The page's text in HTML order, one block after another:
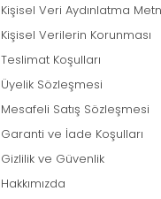
Kişisel Veri Aydınlatma
Kişisel Verilerin Korunması
Teslimat Koşulları
Üyelik Sözleşmesi
Mesafeli Satış Sözleşmesi
Garanti ve İade Koşulları
Gizlilik ve Güvenlik
Hakkımızda